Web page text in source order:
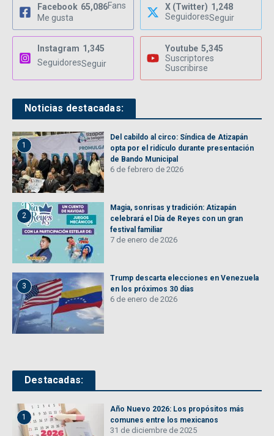
Facebook 65,086Fans
Me gusta
X (Twitter) 1,248
SeguidoresSeguir
Instagram 1,345
SeguidoresSeguir
Youtube 5,345
Suscriptores
Suscribirse
Noticias destacadas:
1
Del cabildo al circo: Síndica de Atizapán
opta por el ridículo durante presentación
de Bando Municipal
6 de febrero de 2026
2
Magia, sonrisas y tradición: Atizapán
celebrará el Día de Reyes con un gran
festival familiar
7 de enero de 2026
3
Trump descarta elecciones en Venezuela
en los próximos 30 días
6 de enero de 2026
Destacadas:
1
Año Nuevo 2026: Los propósitos más
comunes entre los mexicanos
31 de diciembre de 2025